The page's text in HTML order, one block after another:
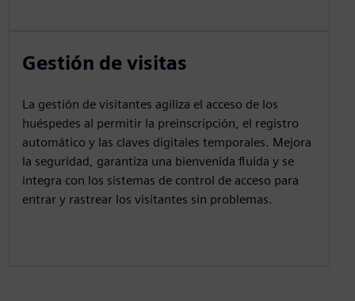
Gestión de visitas
La gestión de visitantes agiliza el acceso de los
huéspedes al permitir la preinscripción, el registro
automático y las claves digitales temporales. Mejora
la seguridad, garantiza una bienvenida fluida y se
integra con los sistemas de control de acceso para
entrar y rastrear los visitantes sin problemas.